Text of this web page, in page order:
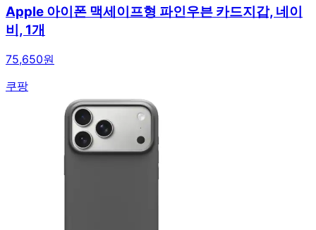
Apple 아이폰 맥세이프형 파인우븐 카드지갑, 네이
비, 1개
75,650원
쿠팡